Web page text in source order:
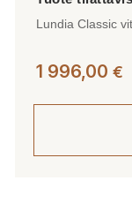
Lundia Classic
1 996,00 €